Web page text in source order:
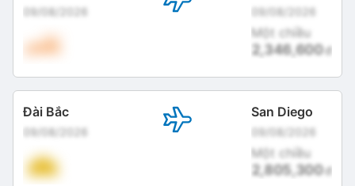
09/08/2026 09/08/2026
Một chiều
2,346,600đ
Đài Bắc
09/08/2026
San Diego
09/08/2026
Một chiều
2,805,300đ